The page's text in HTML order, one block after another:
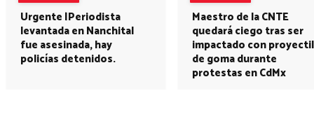
Urgente |Periodista
levantada en Nanchital
fue asesinada, hay
policías detenidos.
Maestro de la CNTE
quedará ciego tras ser
impactado con proyectil
de goma durante
protestas en CdMx